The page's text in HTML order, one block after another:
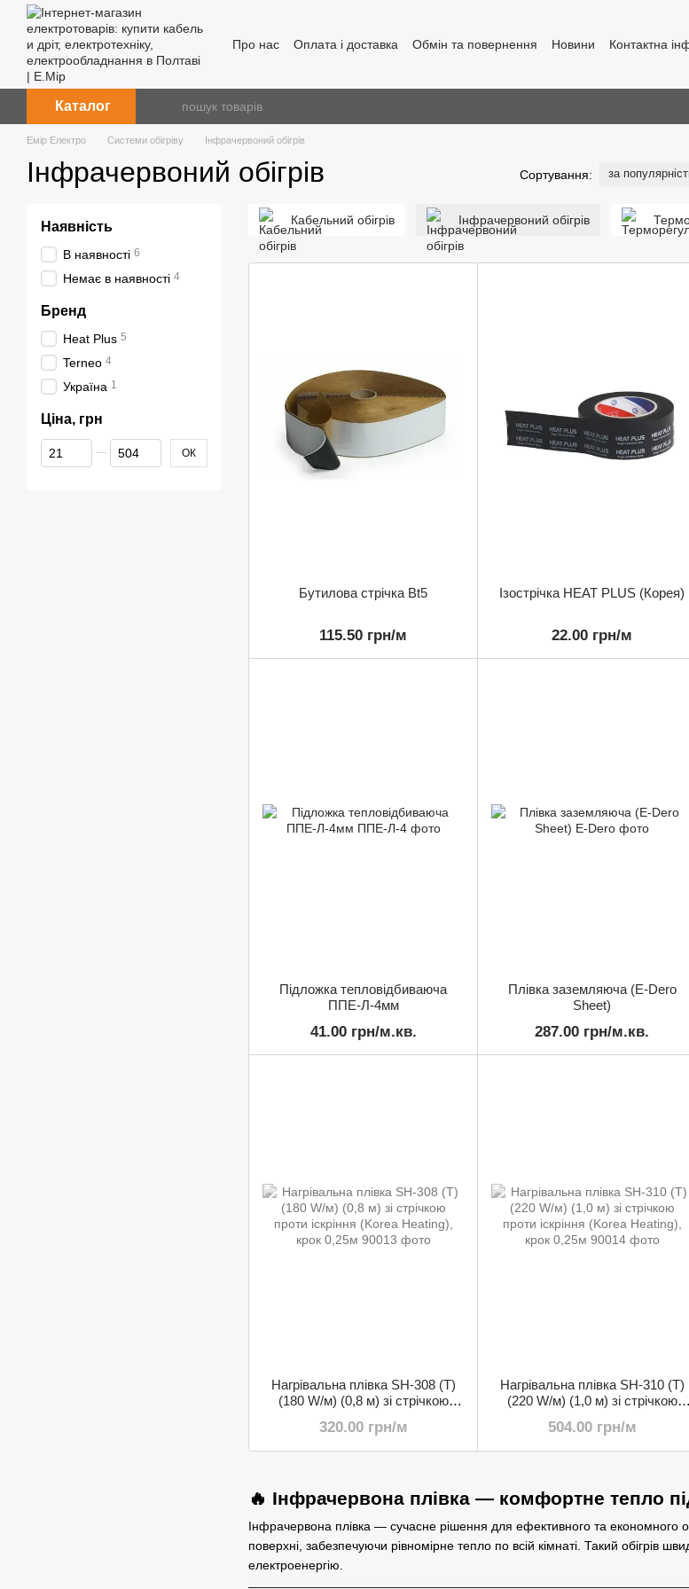
Перейти до основного контенту
Про нас Оплата і доставка Обмін та повернення Новини Контактна
Каталог
Емір Електро Системи обігріву Інфрачервоний обігрів
Інфрачервоний обігрів Сортування: за
Кабельний обігрів Інфрачервоний обігрів
🔥 Інфрачервона плівка — комфортне тепло
Інфрачервона плівка — сучасне рішення для ефективного та економного
поверхні, забезпечуючи рівномірне тепло по всій кімнаті. Такий обігрів
електроенергію.
Бутилова стрічка Bt5
115.50 грн/м
Ізострічка HEAT PLUS (Корея)
22.00 грн/м
Підложка тепловідбиваюча
ППЕ-Л-4мм
41.00 грн/м.кв.
Плівка заземляюча (E-Dero
Sheet)
287.00 грн/м.кв.
Нагрівальна плівка SH-308 (T)
(180 W/м) (0,8 м) зі стрічкою
крок 0,25м
320.00 грн/м
Нагрівальна плівка SH-310 (T)
(220 W/м) (1,0 м) зі стрічкою
крок 0,25м
504.00 грн/м
Наявність
В наявності 6
Немає в наявності 4
Бренд
Heat Plus 5
Terneo 4
Україна 1
Ціна, грн
Від Ціна, грн
До Ціна, грн ОК